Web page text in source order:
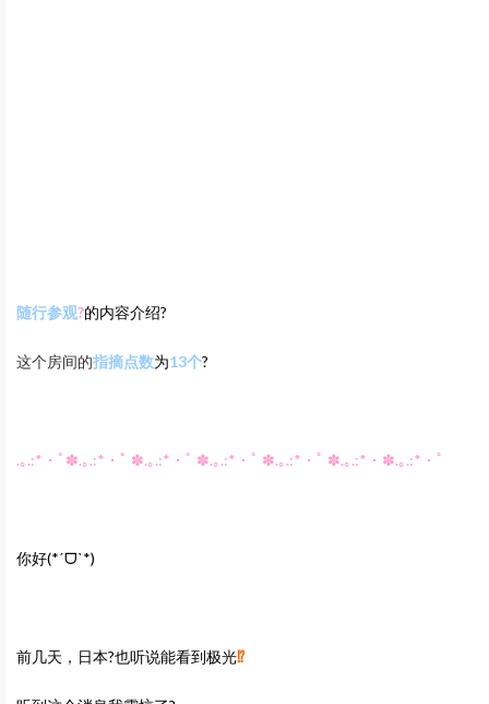
随行参观‍?的内容介绍?
这个房间的指摘点数为13个?
.｡.:*・ﾟ✽.｡.:*・ﾟ ✽.｡.:*・ﾟ ✽.｡.:*・ﾟ ✽.｡.:*・ﾟ ✽.｡.:*・✽.｡.:*・ﾟ
你好(*ˊᗜˋ*)
前几天，日本?也听说能看到极光⁉